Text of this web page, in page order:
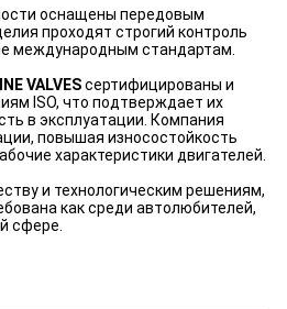
оснащены передовым
проходят строгий контроль
международным стандартам.
VALVESсертифицированы и
ISO, что подтверждает их
в эксплуатации. Компания
повышая износостойкость
характеристики двигателей.
и технологическим решениям,
как среди автолюбителей,
сфере.